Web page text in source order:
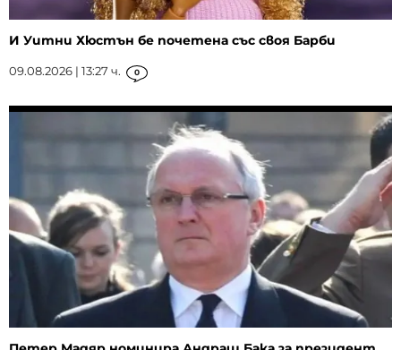
И Уитни Хюстън бе почетена със своя Барби
09.08.2026 | 13:27 ч. 0